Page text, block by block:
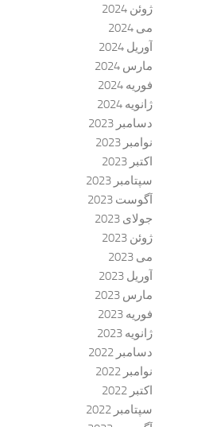
ژوئن 2024
می 2024
آوریل 2024
مارس 2024
فوریه 2024
ژانویه 2024
دسامبر 2023
نوامبر 2023
اکتبر 2023
سپتامبر 2023
آگوست 2023
جولای 2023
ژوئن 2023
می 2023
آوریل 2023
مارس 2023
فوریه 2023
ژانویه 2023
دسامبر 2022
نوامبر 2022
اکتبر 2022
سپتامبر 2022